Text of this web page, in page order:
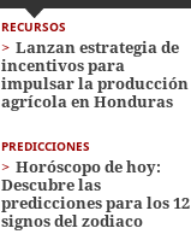
RECURSOS
Lanzan estrategia de
incentivos para
impulsar la producción
agrícola en Honduras
PREDICCIONES
Horóscopo de hoy:
Descubre las
predicciones para los 12
signos del zodiaco